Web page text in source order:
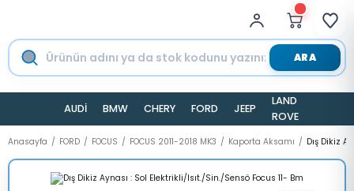
ARA
AUDİ BMW CHERY FORD JEEP
LAND
ROVER
Anasayfa FORD FOCUS FOCUS 2011-2018 MK3 Kaporta Aksamı Dış Dikiz